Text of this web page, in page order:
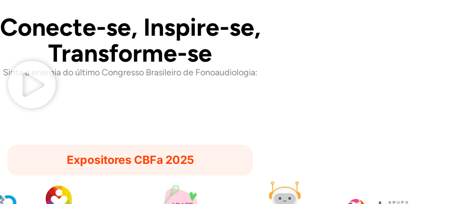
Conecte-se, Inspire-se,
Transforme-se
Sinta a energia do último Congresso Brasileiro de Fonoaudiologia:
Expositores CBFa 2025